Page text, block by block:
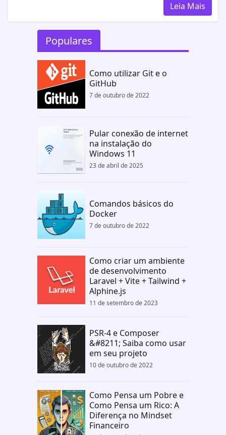
Leia Mais
Populares
Como utilizar Git e o
GitHub
7 de outubro de 2022
Pular conexão de internet
na instalação do
Windows 11
23 de abril de 2025
Comandos básicos do
Docker
7 de outubro de 2022
Como criar um ambiente
de desenvolvimento
Laravel + Vite + Tailwind +
Alphine.js
11 de setembro de 2023
PSR-4 e Composer
&#8211; Saiba como usar
em seu projeto
10 de outubro de 2022
Como Pensa um Pobre e
Como Pensa um Rico: A
Diferença no Mindset
Financeiro